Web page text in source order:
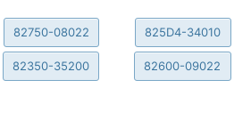
82750-08022 825D4-34010
82350-35200 82600-09022